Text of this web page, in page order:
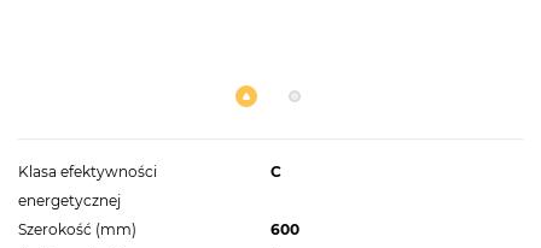
Klasa efektywności
energetycznej
C
Szerokość (mm)
600